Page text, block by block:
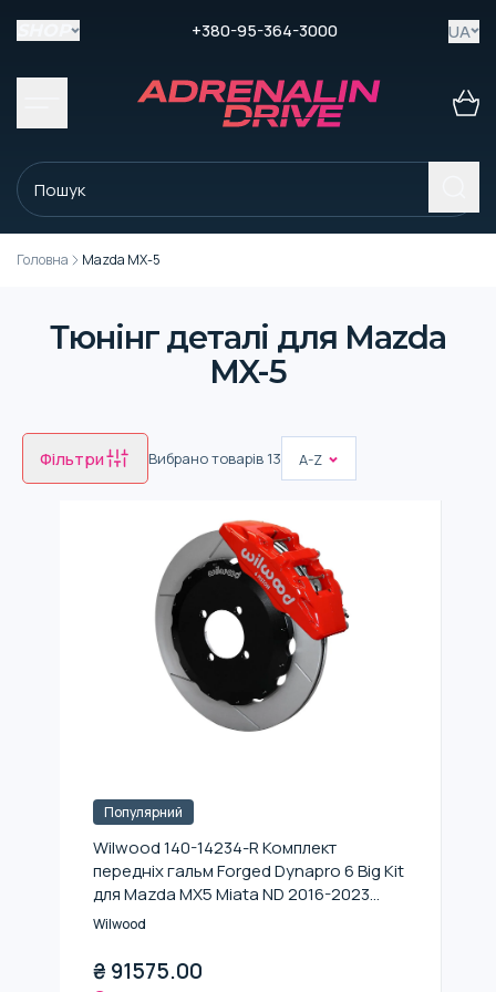
+380-95-364-3000 UA
Головна Mazda MX-5
Тюнінг деталі для Mazda
MX-5
Фільтри Вибрано товарів 13 A-Z
Популярний
Wilwood 140-14234-R Комплект
передніх гальм Forged Dynapro 6 Big Kit
для Mazda MX5 Miata ND 2016-2023
червоний суппорт
Wilwood
₴ 91575.00